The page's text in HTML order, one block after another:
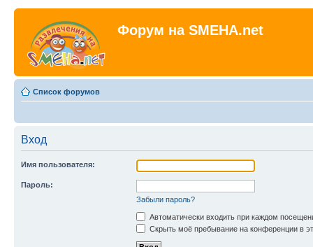
Форум на SMEHA.net
Список форумов
Вход
Имя пользователя:
Пароль:
Забыли пароль?
Автоматически входить при каждом
Скрыть моё пребывание на конференции в